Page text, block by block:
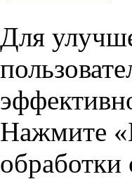
Для
Нажмите